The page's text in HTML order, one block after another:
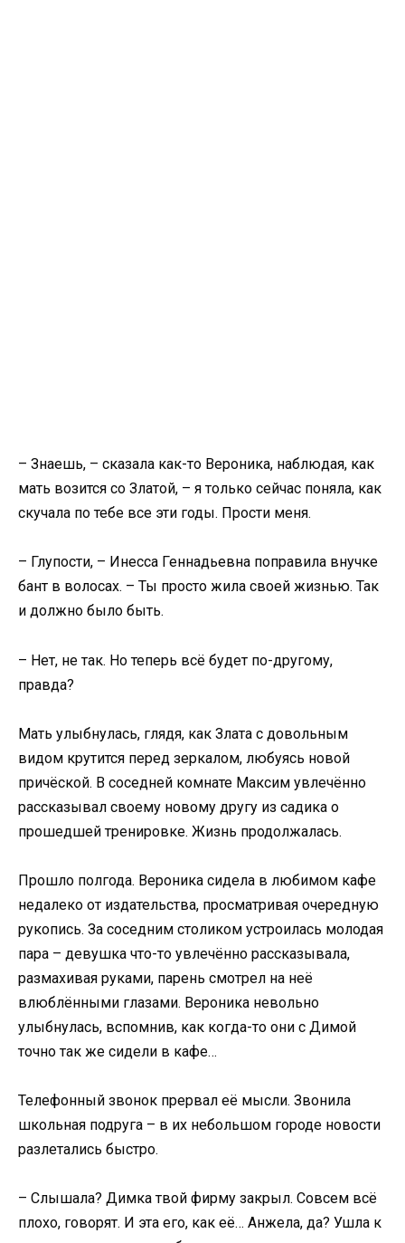
– Знаешь, – сказала как-то Вероника, наблюдая, как
мать возится со Златой, – я только сейчас поняла, как
скучала по тебе все эти годы. Прости меня.
– Глупости, – Инесса Геннадьевна поправила внучке
бант в волосах. – Ты просто жила своей жизнью. Так
и должно было быть.
– Нет, не так. Но теперь всё будет по-другому,
правда?
Мать улыбнулась, глядя, как Злата с довольным
видом крутится перед зеркалом, любуясь новой
причёской. В соседней комнате Максим увлечённо
рассказывал своему новому другу из садика о
прошедшей тренировке. Жизнь продолжалась.
Прошло полгода. Вероника сидела в любимом кафе
недалеко от издательства, просматривая очередную
рукопись. За соседним столиком устроилась молодая
пара – девушка что-то увлечённо рассказывала,
размахивая руками, парень смотрел на неё
влюблёнными глазами. Вероника невольно
улыбнулась, вспомнив, как когда-то они с Димой
точно так же сидели в кафе…
Телефонный звонок прервал её мысли. Звонила
школьная подруга – в их небольшом городе новости
разлетались быстро.
– Слышала? Димка твой фирму закрыл. Совсем всё
плохо, говорят. И эта его, как её… Анжела, да? Ушла к